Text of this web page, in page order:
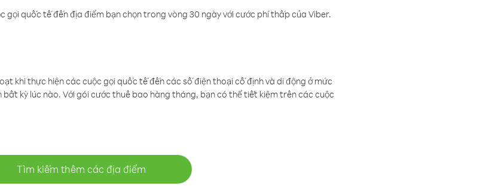
gọi quốc tế đến địa điểm bạn chọn trong vòng 30 ngày với cước phí thấp của Viber.
khi thực hiện các cuộc gọi quốc tế đến các số điện thoại cố định và di động ở mức
kỳ lúc nào. Với gói cước thuê bao hàng tháng, bạn có thể tiết kiệm trên các cuộc
Tìm kiếm thêm các địa điểm